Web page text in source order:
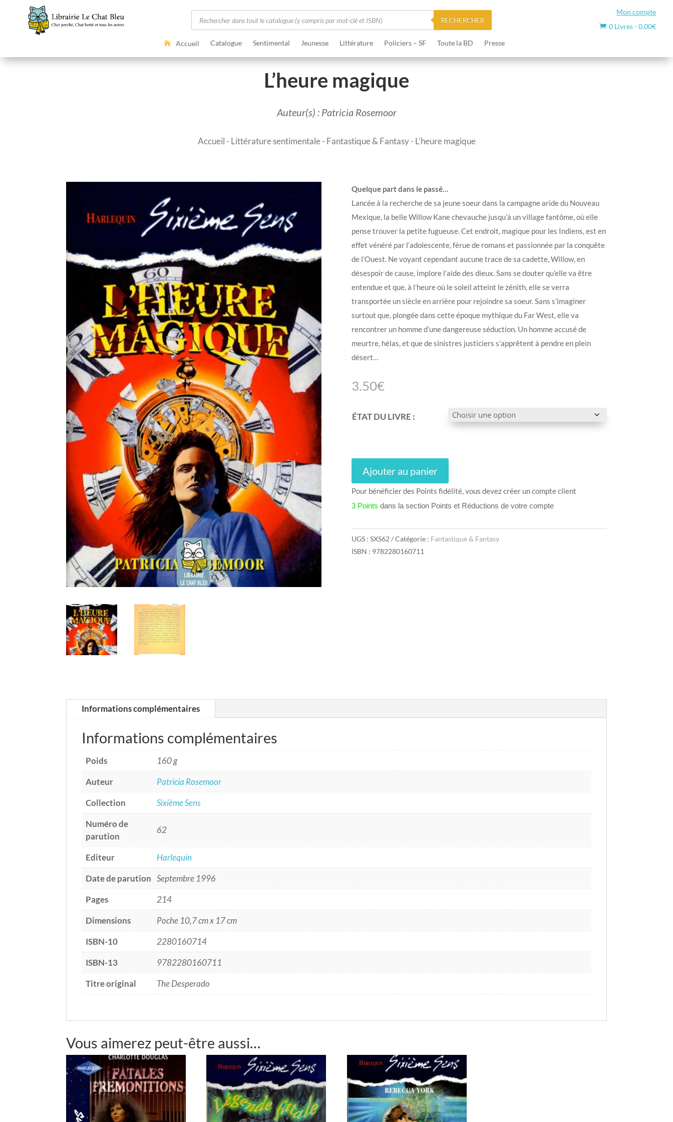
Recherche
de
produits
RECHERCHER
Mon compte
 0 Livres-0.00€
Accueil
Catalogue Sentimental Jeunesse Littérature Policiers – SF Toute la BD Presse
L’heure magique
Auteur(s) : Patricia Rosemoor
Accueil - Littérature sentimentale- Fantastique & Fantasy- L’heure magique
Quelque part dans le passé…
Lancée à la recherche de sa jeune soeur dans la campagne aride du Nouveau
Mexique, la belle Willow Kane chevauche jusqu’à un village fantôme, où elle
pense trouver la petite fugueuse. Cet endroit, magique pour les Indiens, est en
effet vénéré par l’adolescente, férue de romans et passionnée par la conquête
de l’Ouest. Ne voyant cependant aucune trace de sa cadette, Willow, en
désespoir de cause, implore l’aide des dieux. Sans se douter qu’elle va être
entendue et que, à l’heure où le soleil atteint le zénith, elle se verra
transportée un siècle en arrière pour rejoindre sa soeur. Sans s’imaginer
surtout que, plongée dans cette époque mythique du Far West, elle va
rencontrer un homme d’une dangereuse séduction. Un homme accusé de
meurtre, hélas, et que de sinistres justiciers s’apprêtent à pendre en plein
désert…
3.50€
ÉTAT DU LIVRE :
Ajouter au panier
Pour bénéficier des Points fidélité, vous devez créer un compte client
3 Points dans la section Points et Réductions de votre compte
UGS : SXS62 Catégorie : Fantastique & Fantasy
ISBN : 9782280160711
Informations complémentaires
Informations complémentaires
Poids
160 g
Auteur
Patricia Rosemoor
Collection
Sixième Sens
Numéro de
parution
62
Editeur
Harlequin
Date de parution Septembre 1996
Pages
214
Dimensions
Poche 10,7 cm x 17 cm
ISBN-10
2280160714
ISBN-13
9782280160711
Titre original
The Desperado
Vous aimerez peut-être aussi…